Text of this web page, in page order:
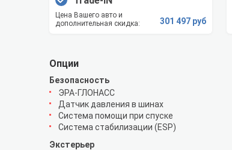
Цена Вашего авто и
дополнительная скидка:
301 497 руб
Опции
Безопасность
ЭРА-ГЛОНАСС
Датчик давления в шинах
Система помощи при спуске
Система стабилизации (ESP)
Экстерьер